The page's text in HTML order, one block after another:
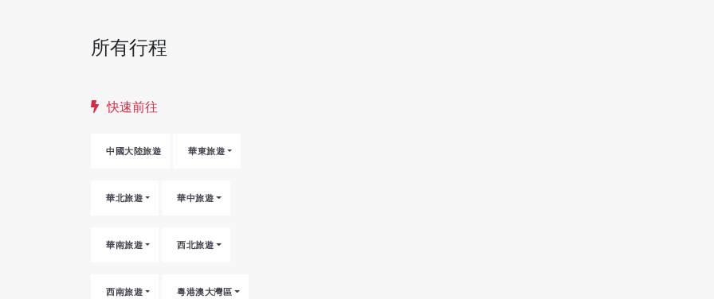
所有行程
快速前往
中國大陸旅遊 華東旅遊
華北旅遊 華中旅遊
華南旅遊 西北旅遊
西南旅遊 粵港澳大灣區